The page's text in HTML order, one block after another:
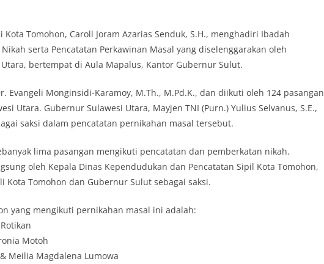
Kota Tomohon, Caroll Joram Azarias Senduk, S.H., menghadiri Ibadah
serta Pencatatan Perkawinan Masal yang diselenggarakan oleh
bertempat di Aula Mapalus, Kantor Gubernur Sulut.
Evangeli Monginsidi-Karamoy, M.Th., M.Pd.K., dan diikuti oleh 124 pasangan
Utara. Gubernur Sulawesi Utara, Mayjen TNI (Purn.) Yulius Selvanus, S.E.,
saksi dalam pencatatan pernikahan masal tersebut.
lima pasangan mengikuti pencatatan dan pemberkatan nikah.
oleh Kepala Dinas Kependudukan dan Pencatatan Sipil Kota Tomohon,
Kota Tomohon dan Gubernur Sulut sebagai saksi.
yang mengikuti pernikahan masal ini adalah:
Motoh
Meilia Magdalena Lumowa